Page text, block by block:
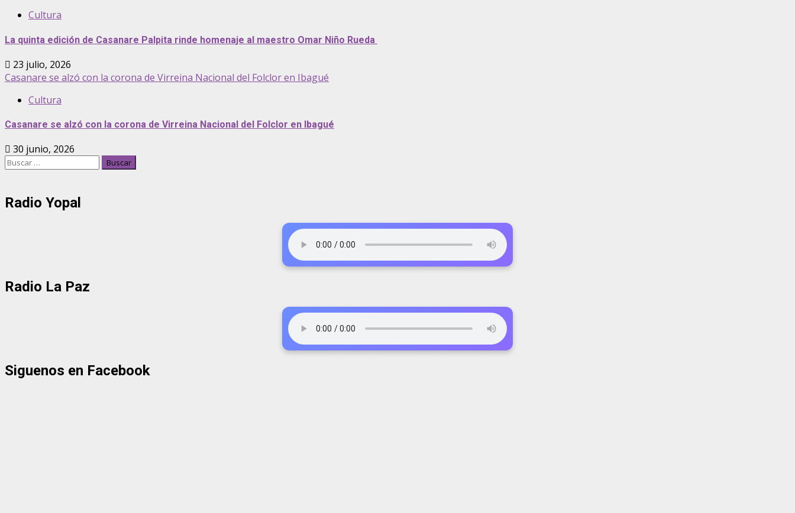
Cultura
La quinta edición de Casanare Palpita rinde homenaje al maestro Omar Niño Rueda
23 julio, 2026
Casanare se alzó con la corona de Virreina Nacional del Folclor en Ibagué
Cultura
Casanare se alzó con la corona de Virreina Nacional del Folclor en Ibagué
30 junio, 2026
Buscar:
Radio Yopal
Radio La Paz
Siguenos en Facebook